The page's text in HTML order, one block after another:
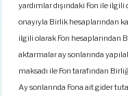
yardımlar dışındaki Fon ile
onayıyla Birlik hesaplarından
ilgili olarak Fon hesaplarından
aktarmalar ay sonlarında
maksadı ile Fon tarafından
Ay sonlarında Fona ait gider